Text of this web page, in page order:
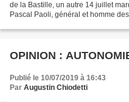
de la Bastille, un autre 14 juillet
Pascal Paoli, général et homme
OPINION :
Publié le 10/07/2019 à 16:43
Par Augustin Chiodetti